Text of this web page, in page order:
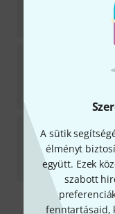
A sütik
élményt
együtt. Ezek
szabott
fenntartásaid,
1 698
7 499